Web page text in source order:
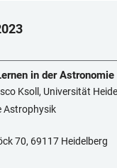
in der Astronomie
Ksoll, Universität
Astrophysik
70, 69117 Heidelberg